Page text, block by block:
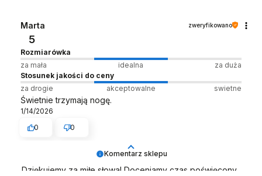
Komentarz sklepu
Dziękujemy za miłe słowa! Doceniamy czas poświęcony
Marta zweryfikowano
5
Rozmiarówka
za mała
idealna
za duża
Stosunek jakości do ceny
za drogie
akceptowalne swietne
Świetnie trzymają nogę.
1/14/2026
0
0